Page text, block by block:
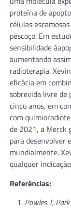
proteína de
células
pescoço. Em
sensibilidade
aumentando
radioterapia.
eficácia em
sobrevida livre de
cinco anos, em
com
de 2021, a Merck
para desenvolver
mundialmente.
qualquer
Referências:
Powles T,